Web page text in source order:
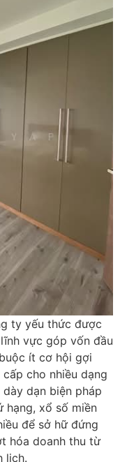
ty yếu thức được
vực góp vốn đầu
ít cơ hội gợi
cho nhiều dạng
dạn biện pháp
hạng, xổ số miền
để sở hữ đứng
hóa doanh thu từ
lịch.